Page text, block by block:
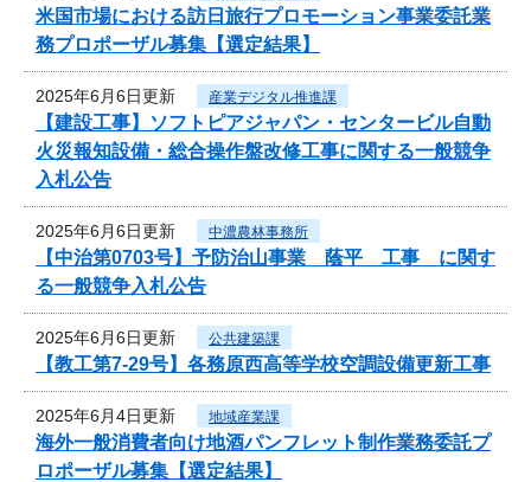
米国市場における訪日旅行プロモーション事業委託業
務プロポーザル募集【選定結果】
2025年6月6日更新 産業デジタル推進課
【建設工事】ソフトピアジャパン・センタービル自動
火災報知設備・総合操作盤改修工事に関する一般競争
入札公告
2025年6月6日更新 中濃農林事務所
【中治第0703号】予防治山事業 蔭平 工事 に関す
る一般競争入札公告
2025年6月6日更新 公共建築課
【教工第7-29号】各務原西高等学校空調設備更新工事
2025年6月4日更新 地域産業課
海外一般消費者向け地酒パンフレット制作業務委託プ
ロポーザル募集【選定結果】